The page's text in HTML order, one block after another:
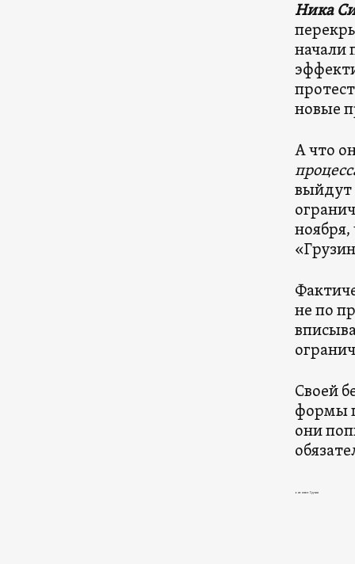
Ника
начали
новые
А что
выйдут
ноября,
не по
Своей
формы
они
новости в Грузии